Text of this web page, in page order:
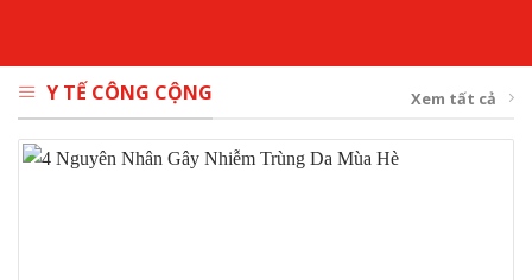
Y TẾ CÔNG CỘNG Xem tất cả